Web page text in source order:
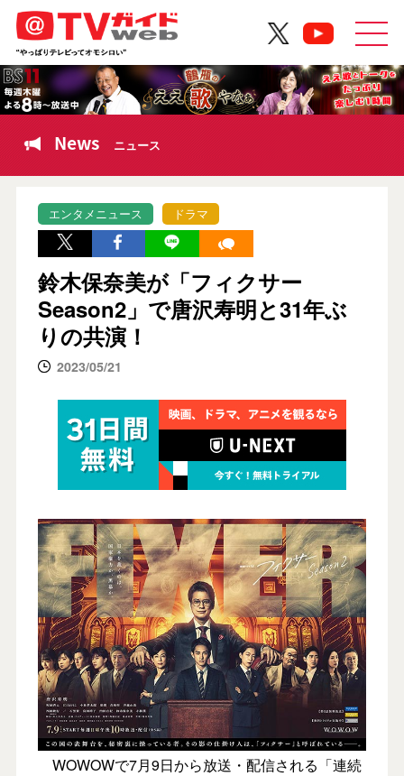
News ニュース
エンタメニュース ドラマ
鈴木保奈美が「フィクサー
Season2」で唐沢寿明と31年ぶ
りの共演！
2023/05/21
WOWOWで7月9日から放送・配信される「連続